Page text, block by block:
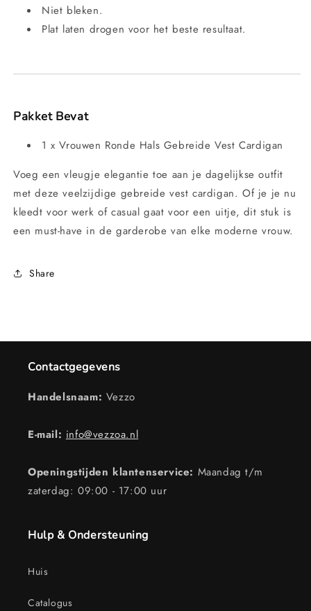
Niet bleken.
Plat laten drogen voor het beste resultaat.
Pakket Bevat
1 x Vrouwen Ronde Hals Gebreide Vest Cardigan
Voeg een vleugje elegantie toe aan je dagelijkse outfit
met deze veelzijdige gebreide vest cardigan. Of je je nu
kleedt voor werk of casual gaat voor een uitje, dit stuk is
een must-have in de garderobe van elke moderne vrouw.
Share
Contactgegevens
Handelsnaam: Vezzo
E-mail: info@vezzoa.nl
Openingstijden klantenservice: Maandag t/m
zaterdag: 09:00 - 17:00 uur
Hulp & Ondersteuning
Huis
Catalogus